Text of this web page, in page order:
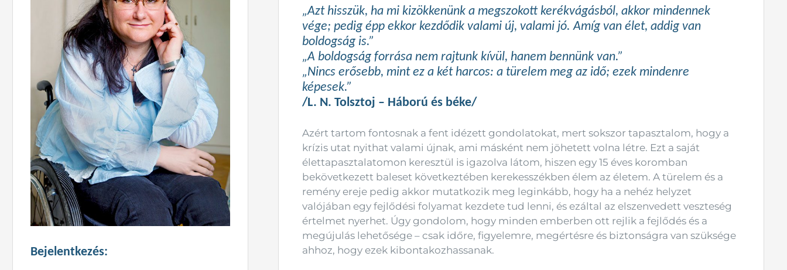
Bejelentkezés:
„Azt hisszük, ha mi kizökkenünk a megszokott kerékvágásból, akkor mindennek
vége; pedig épp ekkor kezdődik valami új, valami jó. Amíg van élet, addig van
boldogság is.”
„A boldogság forrása nem rajtunk kívül, hanem bennünk van.”
„Nincs erősebb, mint ez a két harcos: a türelem meg az idő; ezek mindenre
képesek.”
/L. N. Tolsztoj – Háború és béke/
Azért tartom fontosnak a fent idézett gondolatokat, mert sokszor tapasztalom, hogy a
krízis utat nyithat valami újnak, ami másként nem jöhetett volna létre. Ezt a saját
élettapasztalatomon keresztül is igazolva látom, hiszen egy 15 éves koromban
bekövetkezett baleset következtében kerekesszékben élem az életem. A türelem és a
remény ereje pedig akkor mutatkozik meg leginkább, hogy ha a nehéz helyzet
valójában egy fejlődési folyamat kezdete tud lenni, és ezáltal az elszenvedett veszteség
értelmet nyerhet. Úgy gondolom, hogy minden emberben ott rejlik a fejlődés és a
megújulás lehetősége – csak időre, figyelemre, megértésre és biztonságra van szüksége
ahhoz, hogy ezek kibontakozhassanak.